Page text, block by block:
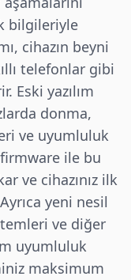
bilgileriyle
cihazın beyni
telefonlar gibi
Eski yazılım
donma,
ve uyumluluk
ile bu
ve cihazınız ilk
yeni nesil
ve diğer
uyumluluk
maksimum